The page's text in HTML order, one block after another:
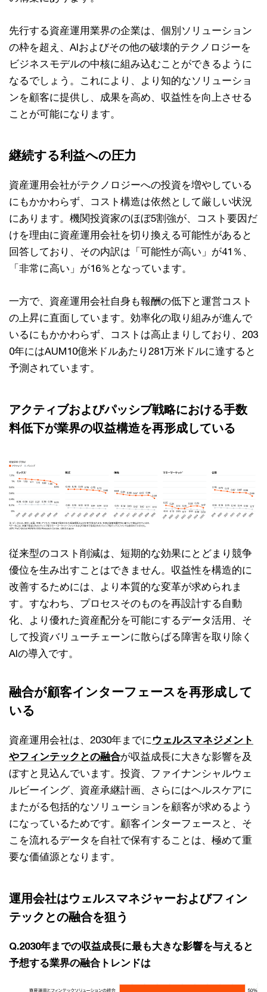
先行する資産運用業界の企業は、個別ソリューション
の枠を超え、AIおよびその他の破壊的テクノロジーを
ビジネスモデルの中核に組み込むことができるように
なるでしょう。これにより、より知的なソリューショ
ンを顧客に提供し、成果を高め、収益性を向上させる
ことが可能になります。
継続する利益への圧力
資産運用会社がテクノロジーへの投資を増やしている
にもかかわらず、コスト構造は依然として厳しい状況
にあります。機関投資家のほぼ5割強が、コスト要因だ
けを理由に資産運用会社を切り換える可能性があると
回答しており、その内訳は「可能性が高い」が41％、
「非常に高い」が16％となっています。
一方で、資産運用会社自身も報酬の低下と運営コスト
の上昇に直面しています。効率化の取り組みが進んで
いるにもかかわらず、コストは高止まりしており、203
0年にはAUM10億米ドルあたり281万米ドルに達すると
予測されています。
アクティブおよびパッシブ戦略における手数
料低下が業界の収益構造を再形成している
従来型のコスト削減は、短期的な効果にとどまり競争
優位を生み出すことはできません。収益性を構造的に
改善するためには、より本質的な変革が求められま
す。すなわち、プロセスそのものを再設計する自動
化、より優れた資産配分を可能にするデータ活用、そ
して投資バリューチェーンに散らばる障害を取り除く
AIの導入です。
融合が顧客インターフェースを再形成して
いる
資産運用会社は、2030年までに ウェルスマネジメント
やフィンテックとの融合が収益成長に大きな影響を及
ぼすと見込んでいます。投資、ファイナンシャルウェ
ルビーイング、資産承継計画、さらにはヘルスケアに
またがる包括的なソリューションを顧客が求めるよう
になっているためです。顧客インターフェースと、そ
こを流れるデータを自社で保有することは、極めて重
要な価値源となります。
運用会社はウェルスマネジャーおよびフィン
テックとの融合を狙う
Q.2030年までの収益成長に最も大きな影響を与えると
予想する業界の融合トレンドは